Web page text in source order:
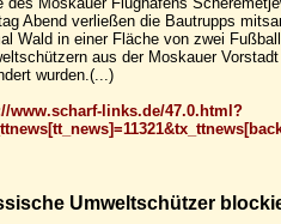
Abend verließen die Bautrupps
Wald in einer Fläche von zwei
aus der Moskauer
wurden.(...)
www.scharf-links.de/47.0.html?
Umweltschützer